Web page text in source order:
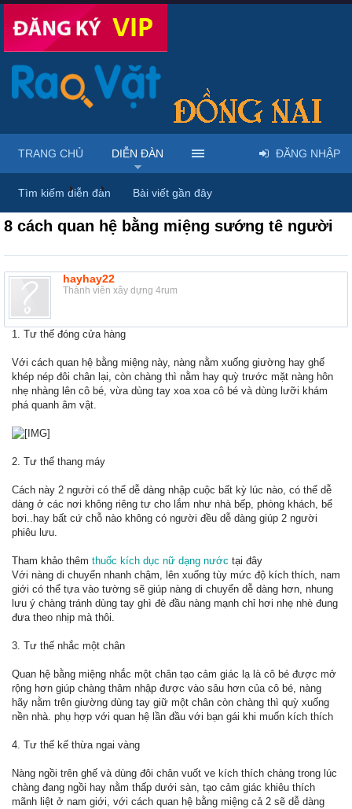
Diễn đàn ... Rao vặt tổng hợp - Uy tín - Miễn phí
8 cách quan hệ bằng miệng sướng tê người
hayhay22
Thành viên xây dựng 4rum
1. Tư thế đóng cửa hàng
Với cách quan hệ bằng miệng này, nàng nằm xuống giường hay ghế
khép nép đôi chân lại, còn chàng thì nằm hay quỳ trước mặt nàng hôn
nhẹ nhàng lên cô bé, vừa dùng tay xoa xoa cô bé và dùng lưỡi khám
phá quanh âm vật.
2. Tư thế thang máy
Cách này 2 người có thể dễ dàng nhập cuộc bất kỳ lúc nào, có thể dễ
dàng ở các nơi không riêng tư cho lắm như nhà bếp, phòng khách, bể
bơi..hay bất cứ chỗ nào không có người đều dễ dàng giúp 2 người
phiêu lưu.
Tham khảo thêm thuốc kích dục nữ dạng nước tại đây
Với nàng di chuyển nhanh chậm, lên xuống tùy mức độ kích thích, nam
giới có thể tựa vào tường sẽ giúp nàng di chuyển dễ dàng hơn, nhung
lưu ý chàng tránh dùng tay ghì đè đầu nàng mạnh chỉ hơi nhẹ nhè đung
đưa theo nhịp mà thôi.
3. Tư thế nhắc một chân
Quan hệ bằng miệng nhắc một chân tạo cảm giác lạ là cô bé được mở
rộng hơn giúp chàng thâm nhập được vào sâu hơn của cô bé, nàng
hãy nằm trên giường dùng tay giữ một chân còn chàng thì quỳ xuống
nền nhà. phụ hợp với quan hệ lần đầu với bạn gái khi muốn kích thích
4. Tư thế kế thừa ngai vàng
Nàng ngồi trên ghế và dùng đôi chân vuốt ve kích thích chàng trong lúc
chàng đang ngồi hay nằm thấp dưới sàn, tạo cảm giác khiêu thích
mãnh liệt ở nam giới, với cách quan hệ bằng miệng cả 2 sẽ dễ dàng
TRANG CHỦ DIỄN ĐÀN
Tìm kiếm diễn đàn Bài viết gần đây
ĐĂNG NHẬP